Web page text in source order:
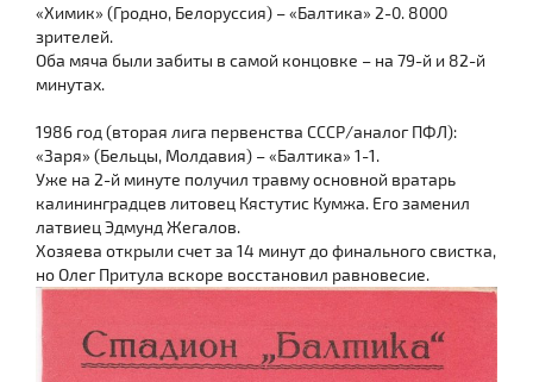
«Химик» (Гродно, Белоруссия) – «Балтика» 2-0. 8000
зрителей.
Оба мяча были забиты в самой концовке – на 79-й и 82-й
минутах.
1986 год (вторая лига первенства СССР/аналог ПФЛ):
«Заря» (Бельцы, Молдавия) – «Балтика» 1-1.
Уже на 2-й минуте получил травму основной вратарь
калининградцев литовец Кястутис Кумжа. Его заменил
латвиец Эдмунд Жегалов.
Хозяева открыли счет за 14 минут до финального свистка,
но Олег Притула вскоре восстановил равновесие.